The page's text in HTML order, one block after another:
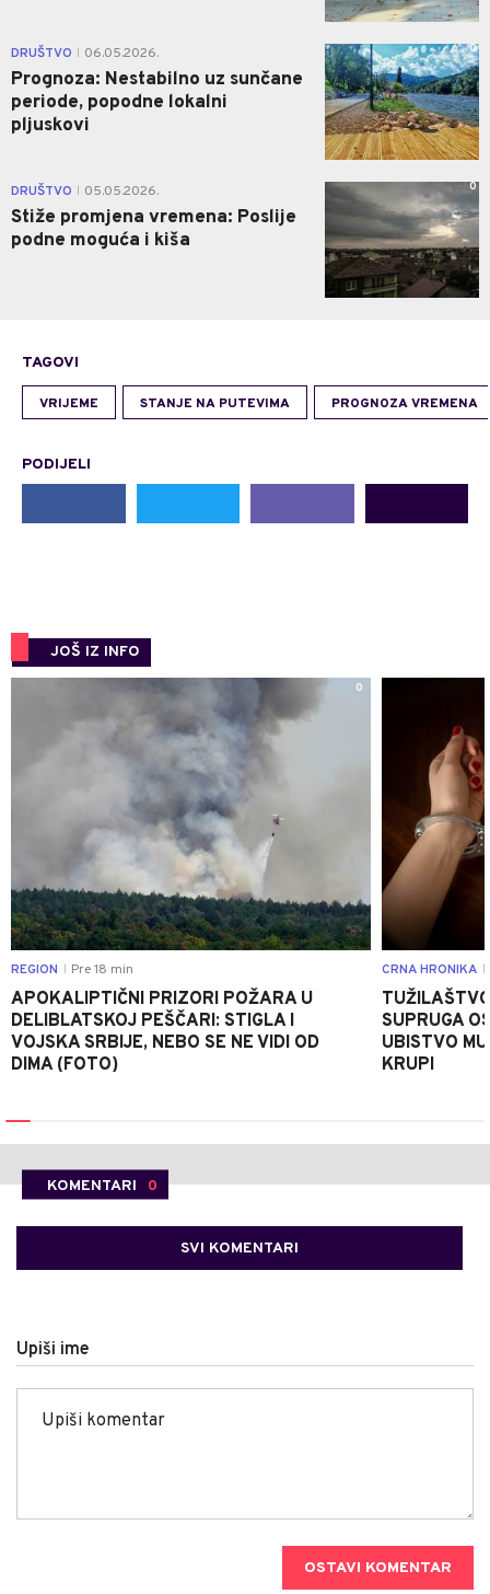
DRUŠTVO 06.05.2026.
Prognoza: Nestabilno uz sunčane
periode, popodne lokalni
pljuskovi
0
DRUŠTVO 05.05.2026.
Stiže promjena vremena: Poslije
podne moguća i kiša
0
TAGOVI
VRIJEME STANJE NA PUTEVIMA PROGNOZA VREMENA
PODIJELI
JOŠ IZ INFO
0
REGION Pre 18 min
APOKALIPTIČNI PRIZORI POŽARA U
DELIBLATSKOJ PEŠČARI: STIGLA I
VOJSKA SRBIJE, NEBO SE NE VIDI OD
DIMA (FOTO)
CRNA HRONIKA
SUPRUGA
UBISTVO
KRUPI
KOMENTARI 0
SVI KOMENTARI
Upiši ime
OSTAVI KOMENTAR